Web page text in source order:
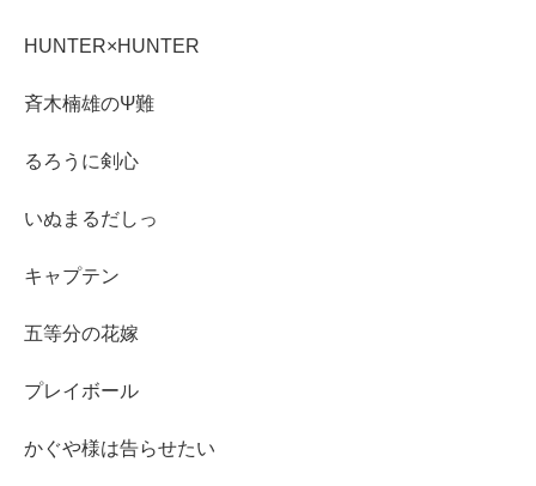
HUNTER×HUNTER
斉木楠雄のΨ難
るろうに剣心
いぬまるだしっ
キャプテン
五等分の花嫁
プレイボール
かぐや様は告らせたい